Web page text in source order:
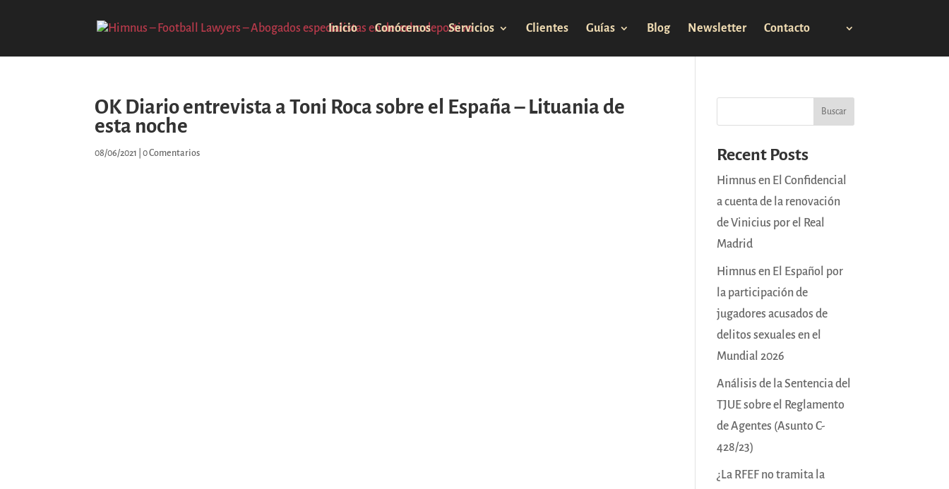
Inicio Conócenos Servicios Clientes Guías Blog Newsletter Contacto
OK Diario entrevista a Toni Roca sobre el España – Lituania de
esta noche
08/06/2021 |0 Comentarios
Buscar
Recent Posts
Himnus en El Confidencial
a cuenta de la renovación
de Vinicius por el Real
Madrid
Himnus en El Español por
la participación de
jugadores acusados de
delitos sexuales en el
Mundial 2026
Análisis de la Sentencia del
TJUE sobre el Reglamento
de Agentes (Asunto C-
428/23)
¿La RFEF no tramita la